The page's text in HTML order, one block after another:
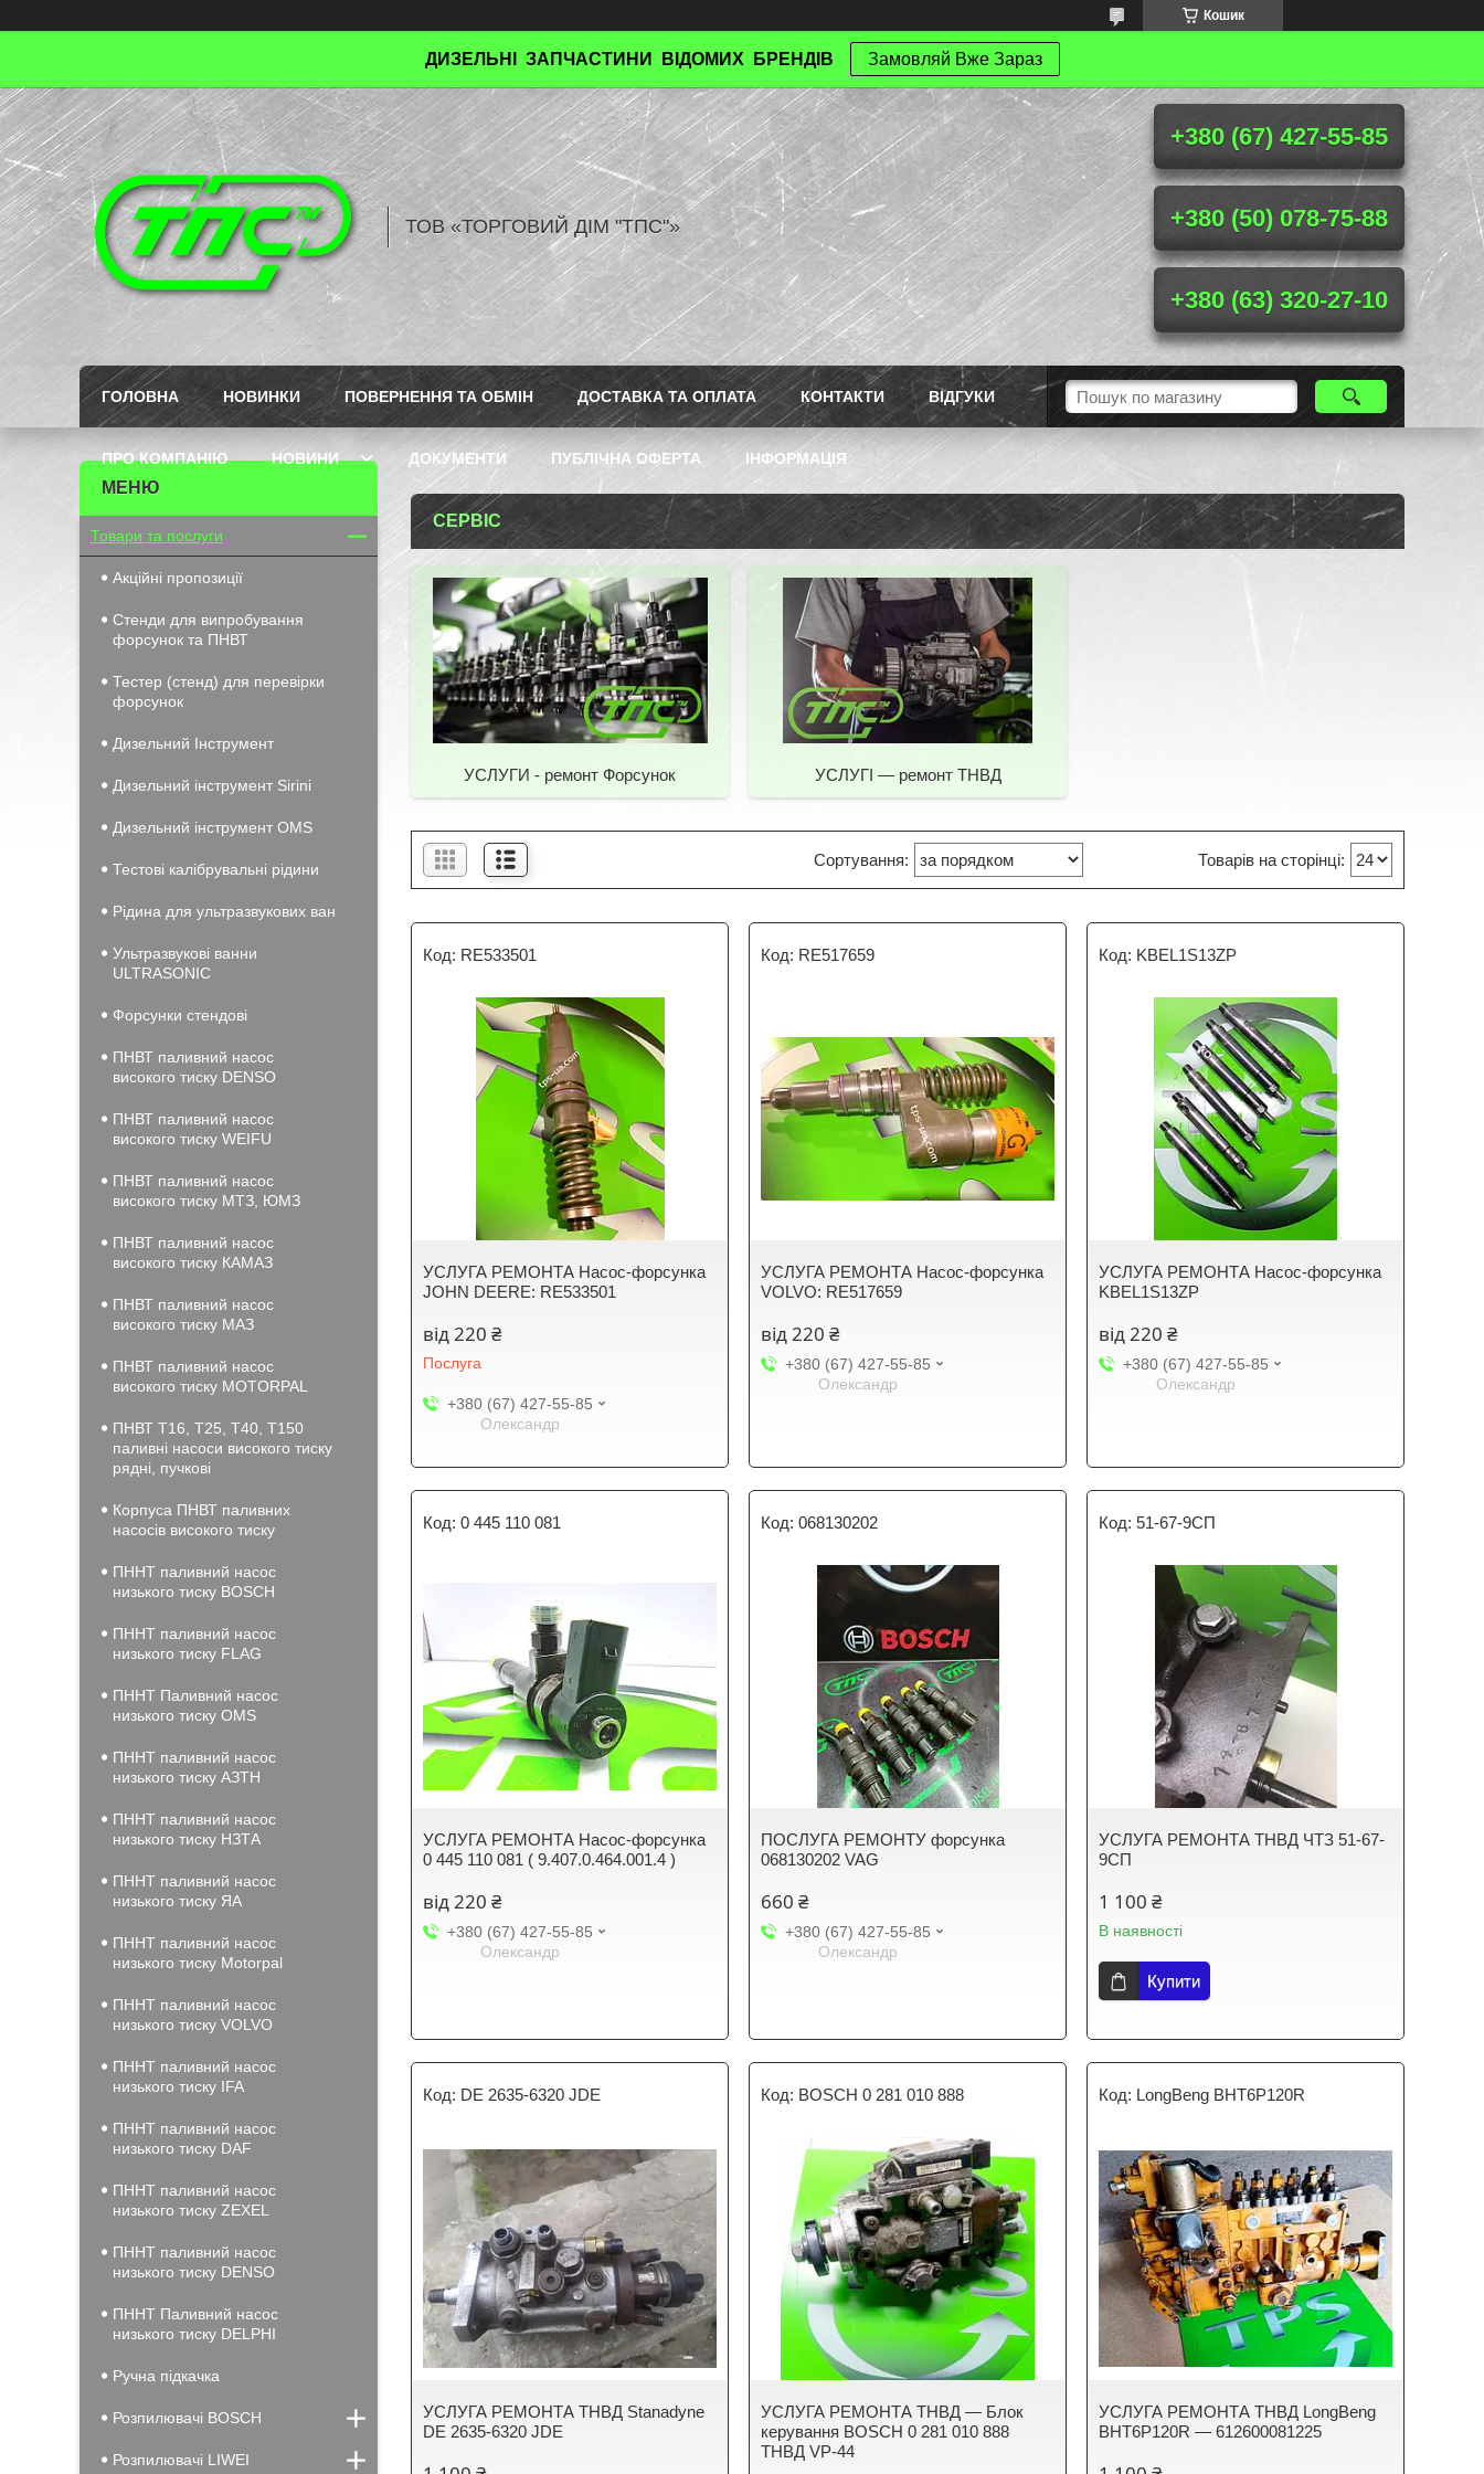
Кошик
ДИЗЕЛЬНІ ЗАПЧАСТИНИ ВІДОМИХ БРЕНДІВ Замовляй Вже Зараз
ТОВ «ТОРГОВИЙ ДІМ "ТПС"»
+380 (67) 427-55-85
+380 (50) 078-75-88
+380 (63) 320-27-10
ГОЛОВНА НОВИНКИ ПОВЕРНЕННЯ ТА ОБМІН ДОСТАВКА ТА ОПЛАТА КОНТАКТИ ВІДГУКИ
ПРО КОМПАНІЮ НОВИНИ ДОКУМЕНТИ ПУБЛІЧНА ОФЕРТА ІНФОРМАЦІЯ
СЕРВІС
УСЛУГИ - ремонт Форсунок УСЛУГІ — ремонт ТНВД
RE533501
УСЛУГА РЕМОНТА Насос-форсунка
JOHN DEERE: RE533501
від 220 ₴
Послуга
+380 (67) 427-55-85
Олександр
RE517659
УСЛУГА РЕМОНТА Насос-форсунка
VOLVO: RE517659
від 220 ₴
+380 (67) 427-55-85
Олександр
KBEL1S13ZP
УСЛУГА РЕМОНТА Насос-форсунка
KBEL1S13ZP
від 220 ₴
+380 (67) 427-55-85
Олександр
0 445 110 081
УСЛУГА РЕМОНТА Насос-форсунка
0 445 110 081 ( 9.407.0.464.001.4 )
від 220 ₴
+380 (67) 427-55-85
Олександр
068130202
ПОСЛУГА РЕМОНТУ форсунка
068130202 VAG
660 ₴
+380 (67) 427-55-85
Олександр
51-67-9СП
УСЛУГА РЕМОНТА ТНВД ЧТЗ 51-67-
9СП
1 100 ₴
В наявності
Купити
DE 2635-6320 JDE
УСЛУГА РЕМОНТА ТНВД Stanadyne
DE 2635-6320 JDE
BOSCH 0 281 010 888
УСЛУГА РЕМОНТА ТНВД — Блок
керування BOSCH 0 281 010 888
ТНВД VP-44
LongBeng BHT6P120R
УСЛУГА РЕМОНТА ТНВД LongBeng
BHT6P120R — 612600081225
Товари та послуги
Акційні пропозиції
Стенди для випробування
форсунок та ПНВТ
Тестер (стенд) для перевірки
форсунок
Дизельний Інструмент
Дизельний інструмент Sirini
Дизельний інструмент OMS
Тестові калібрувальні рідини
Рідина для ультразвукових ван
Ультразвукові ванни
ULTRASONIC
Форсунки стендові
ПНВТ паливний насос
високого тиску DENSO
ПНВТ паливний насос
високого тиску WEIFU
ПНВТ паливний насос
високого тиску МТЗ, ЮМЗ
ПНВТ паливний насос
високого тиску КАМАЗ
ПНВТ паливний насос
високого тиску МАЗ
ПНВТ паливний насос
високого тиску MOTORPAL
ПНВТ Т16, Т25, Т40, Т150
паливні насоси високого тиску
рядні, пучкові
Корпуса ПНВТ паливних
насосів високого тиску
ПННТ паливний насос
низького тиску BOSCH
ПННТ паливний насос
низького тиску FLAG
ПННТ Паливний насос
низького тиску OMS
ПННТ паливний насос
низького тиску АЗТН
ПННТ паливний насос
низького тиску НЗТА
ПННТ паливний насос
низького тиску ЯА
ПННТ паливний насос
низького тиску Motorpal
ПННТ паливний насос
низького тиску VOLVO
ПННТ паливний насос
низького тиску IFA
ПННТ паливний насос
низького тиску DAF
ПННТ паливний насос
низького тиску ZEXEL
ПННТ паливний насос
низького тиску DENSO
ПННТ Паливний насос
низького тиску DELPHI
Ручна підкачка
Розпилювачі BOSCH
Розпилювачі LIWEI